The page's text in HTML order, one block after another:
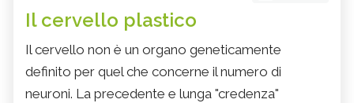
Il cervello plastico
Il cervello non è un organo geneticamente
definito per quel che concerne il numero di
neuroni. La precedente e lunga "credenza"